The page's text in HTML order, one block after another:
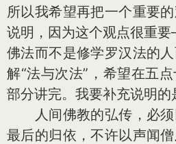
所以我希望再把一个重要
说明，因为这个观点很重
佛法而不是修学罗汉法的
解“法与次法”，希望在五
部分讲完。我要补充说明的
人间佛教的弘传，必须
最后的归依，不许以声闻